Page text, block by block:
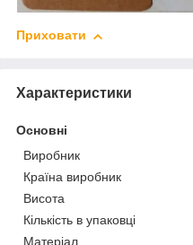
Приховати
Характеристики
Основні
Виробник
Країна виробник
Висота
Кількість в упаковці
Матеріал